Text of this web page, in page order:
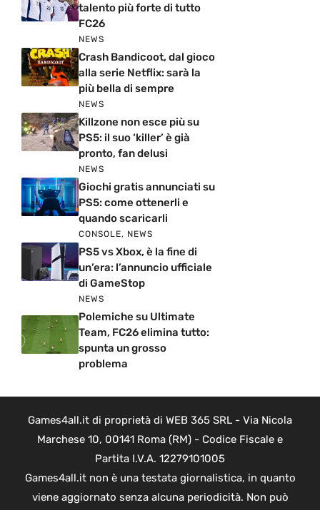
talento più forte di tutto
FC26
NEWS
Crash Bandicoot, dal gioco
alla serie Netflix: sarà la
più bella di sempre
NEWS
Killzone non esce più su
PS5: il suo ‘killer’ è già
pronto, fan delusi
NEWS
Giochi gratis annunciati su
PS5: come ottenerli e
quando scaricarli
CONSOLE, NEWS
PS5 vs Xbox, è la fine di
un’era: l’annuncio ufficiale
di GameStop
NEWS
Polemiche su Ultimate
Team, FC26 elimina tutto:
spunta un grosso
problema
Games4all.it di proprietà di WEB 365 SRL - Via Nicola
Marchese 10, 00141 Roma (RM) - Codice Fiscale e
Partita I.V.A. 12279101005
Games4all.it non è una testata giornalistica, in quanto
viene aggiornato senza alcuna periodicità. Non può